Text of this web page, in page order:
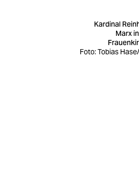
Kardinal
Marx
Foto: Tobias